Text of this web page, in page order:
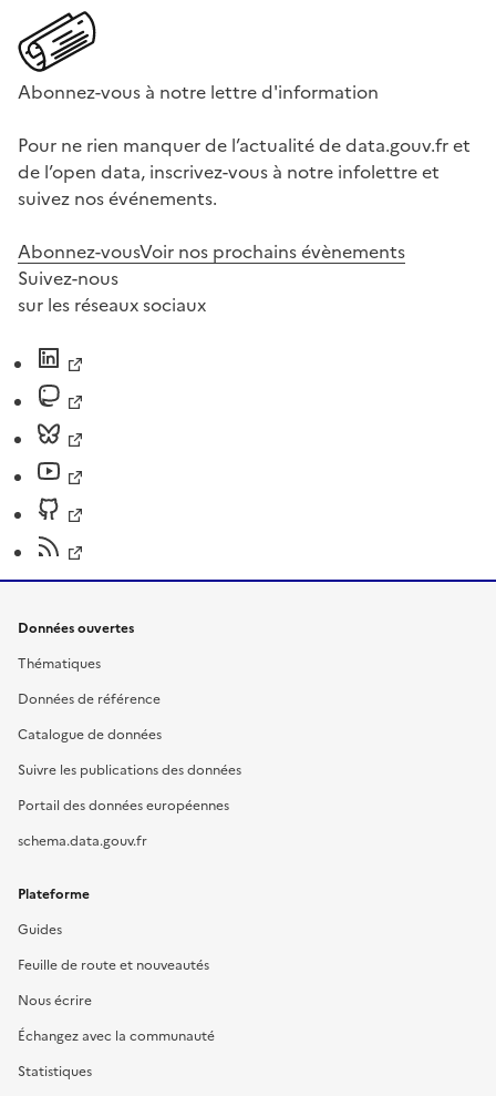
Abonnez-vous à notre lettre d'information
Pour ne rien manquer de l’actualité de data.gouv.fr et
de l’open data, inscrivez-vous à notre infolettre et
suivez nos événements.
Abonnez-vousVoir nos prochains évènements
Suivez-nous
sur les réseaux sociaux
Données ouvertes
Thématiques
Données de référence
Catalogue de données
Suivre les publications des données
Portail des données européennes
schema.data.gouv.fr
Plateforme
Guides
Feuille de route et nouveautés
Nous écrire
Échangez avec la communauté
Statistiques